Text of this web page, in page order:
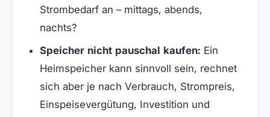
Strombedarf an – mittags, abends,
nachts?
Speicher nicht pauschal kaufen: Ein
Heimspeicher kann sinnvoll sein, rechnet
sich aber je nach Verbrauch, Strompreis,
Einspeisevergütung, Investition und